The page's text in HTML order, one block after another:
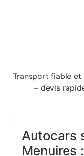
Transport fiable et
– devis
Autocars
Menuires